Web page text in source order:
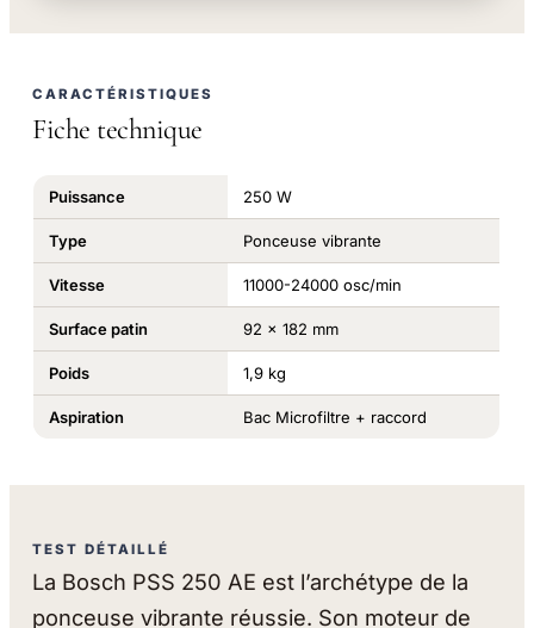
CARACTÉRISTIQUES
Fiche technique
Puissance 250 W
Type Ponceuse vibrante
Vitesse 11000-24000 osc/min
Surface patin 92 x 182 mm
Poids 1,9 kg
Aspiration Bac Microfiltre + raccord
TEST DÉTAILLÉ
La Bosch PSS 250 AE est l’archétype de la
ponceuse vibrante réussie. Son moteur de